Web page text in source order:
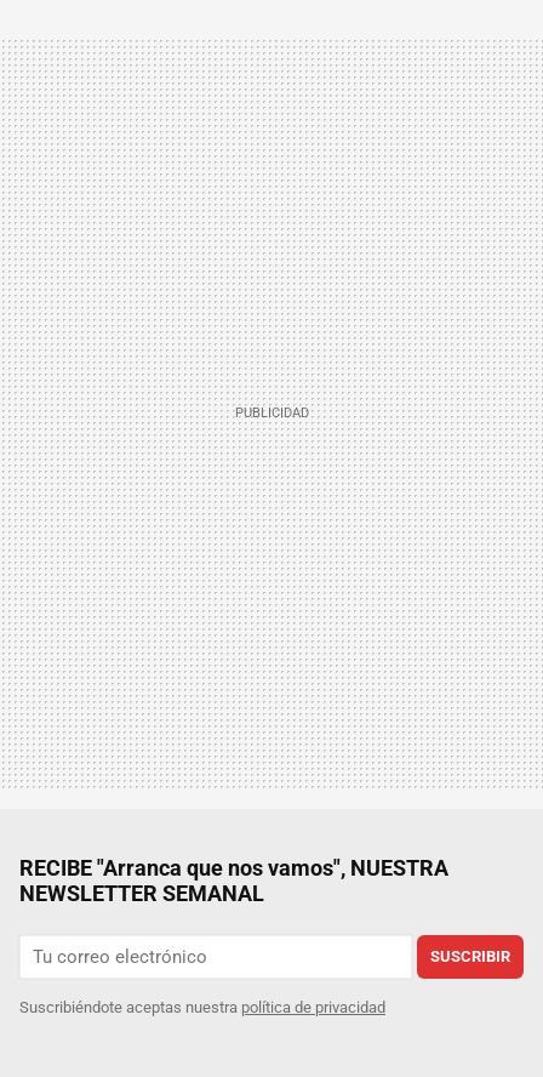
RECIBE "Arranca que nos vamos", NUESTRA
NEWSLETTER SEMANAL
SUSCRIBIR
Suscribiéndote aceptas nuestra política de privacidad